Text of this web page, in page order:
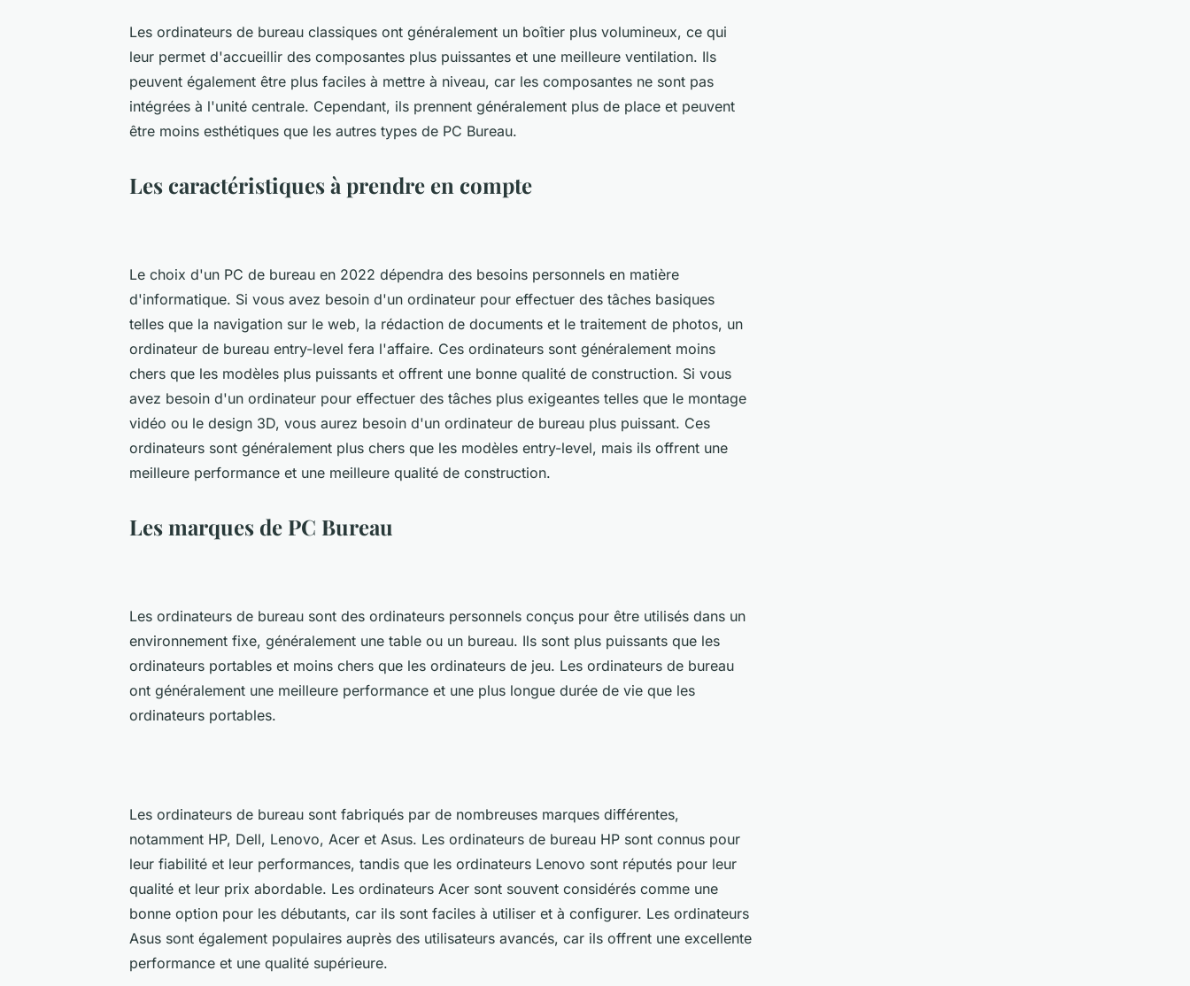
Les ordinateurs de bureau classiques ont généralement un boîtier plus volumineux, ce qui
leur permet d'accueillir des composantes plus puissantes et une meilleure ventilation. Ils
peuvent également être plus faciles à mettre à niveau, car les composantes ne sont pas
intégrées à l'unité centrale. Cependant, ils prennent généralement plus de place et peuvent
être moins esthétiques que les autres types de PC Bureau.
Les caractéristiques à prendre en compte
Le choix d'un PC de bureau en 2022 dépendra des besoins personnels en matière
d'informatique. Si vous avez besoin d'un ordinateur pour effectuer des tâches basiques
telles que la navigation sur le web, la rédaction de documents et le traitement de photos, un
ordinateur de bureau entry-level fera l'affaire. Ces ordinateurs sont généralement moins
chers que les modèles plus puissants et offrent une bonne qualité de construction. Si vous
avez besoin d'un ordinateur pour effectuer des tâches plus exigeantes telles que le montage
vidéo ou le design 3D, vous aurez besoin d'un ordinateur de bureau plus puissant. Ces
ordinateurs sont généralement plus chers que les modèles entry-level, mais ils offrent une
meilleure performance et une meilleure qualité de construction.
Les marques de PC Bureau
Les ordinateurs de bureau sont des ordinateurs personnels conçus pour être utilisés dans un
environnement fixe, généralement une table ou un bureau. Ils sont plus puissants que les
ordinateurs portables et moins chers que les ordinateurs de jeu. Les ordinateurs de bureau
ont généralement une meilleure performance et une plus longue durée de vie que les
ordinateurs portables.
Les ordinateurs de bureau sont fabriqués par de nombreuses marques différentes,
notamment HP, Dell, Lenovo, Acer et Asus. Les ordinateurs de bureau HP sont connus pour
leur fiabilité et leur performances, tandis que les ordinateurs Lenovo sont réputés pour leur
qualité et leur prix abordable. Les ordinateurs Acer sont souvent considérés comme une
bonne option pour les débutants, car ils sont faciles à utiliser et à configurer. Les ordinateurs
Asus sont également populaires auprès des utilisateurs avancés, car ils offrent une excellente
performance et une qualité supérieure.